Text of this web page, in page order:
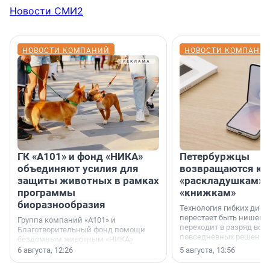
Новости СМИ2
НОВОСТИ КОМПАНИЙ
ГК «А101» и фонд «НИКА»
объединяют усилия для
защиты животных в рамках
программы
биоразнообразия
Группа компаний «А101» и
Благотворительный фонд помощи
бездомным животным «НИКА»
заключили соглашение о
6 августа, 12:26
НОВОСТИ
Петербуржцы
возвращаются к
«раскладушкам»
«книжкам»
Технология гибких
перестает быть
переходит в разряд
повседневных
5 августа, 13:56